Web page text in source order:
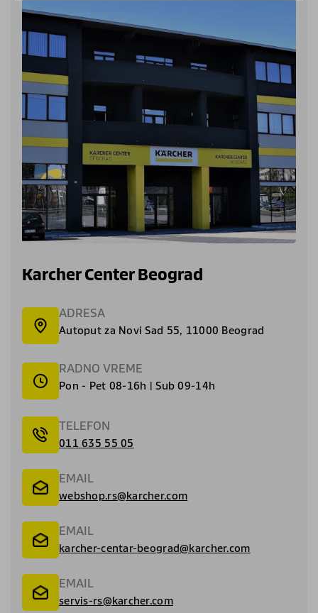
Karcher Center Beograd
ADRESA
Autoput za Novi Sad 55, 11000 Beograd
RADNO VREME
Pon - Pet 08-16h | Sub 09-14h
TELEFON
011 635 55 05
EMAIL
webshop.rs@karcher.com
EMAIL
karcher-centar-beograd@karcher.com
EMAIL
servis-rs@karcher.com